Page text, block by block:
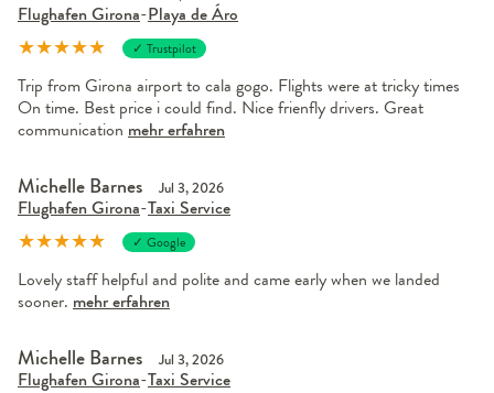
Flughafen Girona-Playa de Áro
★★★★★ ✓ Trustpilot
Trip from Girona airport to cala gogo. Flights were at tricky times
On time. Best price i could find. Nice frienfly drivers. Great
communication mehr erfahren
Michelle Barnes Jul 3, 2026
Flughafen Girona-Taxi Service
★★★★★ ✓ Google
Lovely staff helpful and polite and came early when we landed
sooner. mehr erfahren
Michelle Barnes Jul 3, 2026
Flughafen Girona-Taxi Service